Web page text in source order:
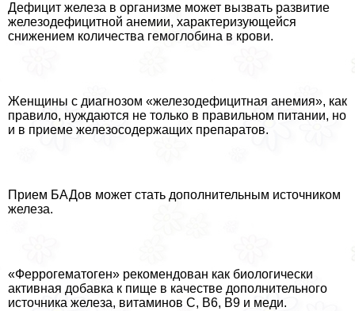
Дефицит железа в организме может вызвать развитие
железодефицитной анемии, хаpaктеризующейся
снижением количества гемоглобина в крови.
Женщины с диагнозом «железодефицитная анемия», как
правило, нуждаются не только в правильном питании, но
и в приеме железосодержащих препаратов.
Прием БАДов может стать дополнительным источником
железа.
«Феррогематоген» рекомендован как биологически
активная добавка к пище в качестве дополнительного
источника железа, витаминов С, В6, В9 и меди.